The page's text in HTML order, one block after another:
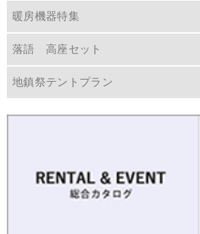
暖房機器特集
落語 高座セット
地鎮祭テントプラン